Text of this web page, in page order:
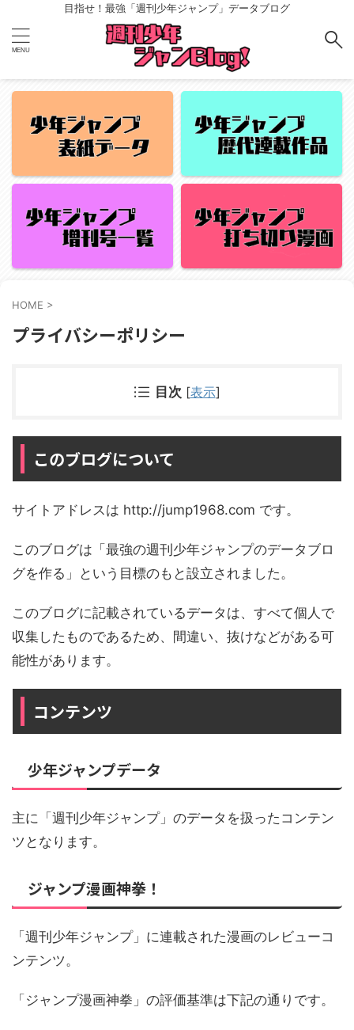
目指せ！最強「週刊少年ジャンプ」データブログ
HOME >
プライバシーポリシー
目次 [表示]
このブログについて
サイトアドレスは http://jump1968.com です。
このブログは「最強の週刊少年ジャンプのデータブロ
グを作る」という目標のもと設立されました。
このブログに記載されているデータは、すべて個人で
収集したものであるため、間違い、抜けなどがある可
能性があります。
コンテンツ
少年ジャンプデータ
主に「週刊少年ジャンプ」のデータを扱ったコンテン
ツとなります。
ジャンプ漫画神拳！
「週刊少年ジャンプ」に連載された漫画のレビューコ
ンテンツ。
「ジャンプ漫画神拳」の評価基準は下記の通りです。